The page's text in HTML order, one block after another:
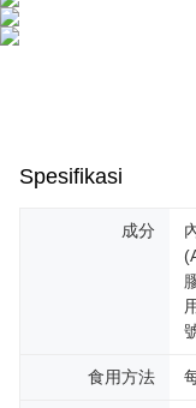
Perkhidmatan AFTEE
pembeli, no. telefon,
penggunaan
(https://aftee.tw/
Jumlah yang diperakui
kelulusan boleh
pembayaran dalam
20% setahun akan
untuk menggunakan
NT$100/pesanan |
離島配送
NT$150/pesanan |
海外配送(馬來西亞)
Spesifikasi
成分
食用方法